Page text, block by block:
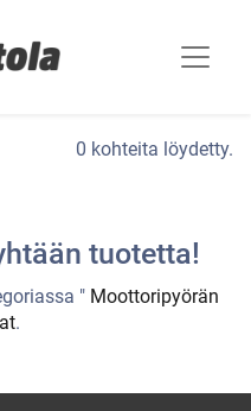
0 kohteita löydetty.
tuotetta!
" Moottoripyörän
.